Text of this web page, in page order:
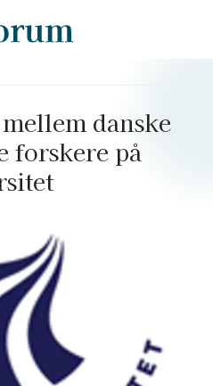
danske
forskere på